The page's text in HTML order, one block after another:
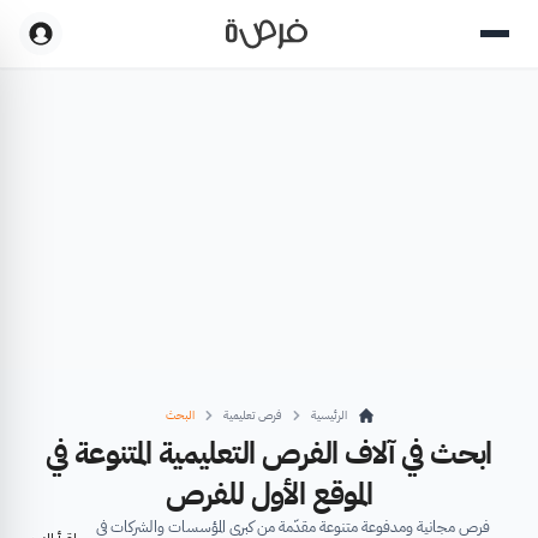
الرئيسية فرص تعليمية البحث
ابحث في آلاف الفرص التعليمية المتنوعة في
الموقع الأول للفرص
فرص مجانية ومدفوعة متنوعة مقدّمة من كبرى المؤسسات والشركات في